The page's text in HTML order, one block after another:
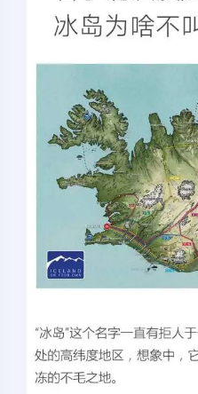
夜间模式